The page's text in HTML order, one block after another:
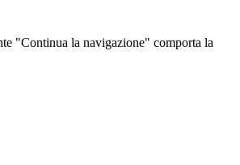
"Continua la navigazione" comporta la